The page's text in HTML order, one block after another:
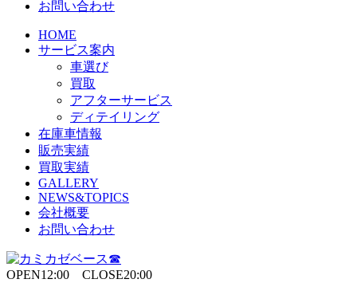
お問い合わせ
HOME
サービス案内
車選び
買取
アフターサービス
ディテイリング
在庫車情報
販売実績
買取実績
GALLERY
NEWS&TOPICS
会社概要
お問い合わせ
OPEN12:00 CLOSE20:00